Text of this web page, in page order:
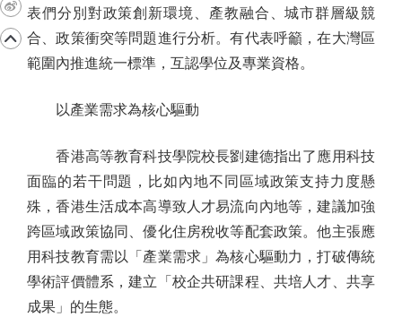
表們分別對政策創新環境、產教融合、城市群層級競
合、政策衝突等問題進行分析。有代表呼籲，在大灣區
範圍內推進統一標準，互認學位及專業資格。
以產業需求為核心驅動
香港高等教育科技學院校長劉建德指出了應用科技
面臨的若干問題，比如內地不同區域政策支持力度懸
殊，香港生活成本高導致人才易流向內地等，建議加強
跨區域政策協同、優化住房稅收等配套政策。他主張應
用科技教育需以「產業需求」為核心驅動力，打破傳統
學術評價體系，建立「校企共研課程、共培人才、共享
成果」的生態。